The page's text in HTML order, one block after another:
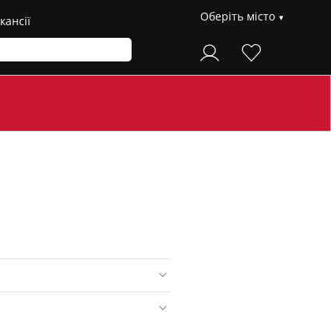
Оберіть місто